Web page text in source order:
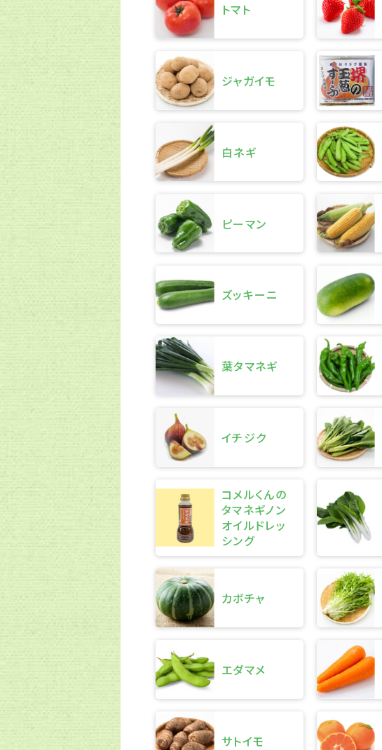
トマト
ジャガイモ
白ネギ
ピーマン
ズッキーニ
葉タマネギ
イチジク
コメルくんの
タマネギノン
オイルドレッ
シング
カボチャ
エダマメ
サトイモ